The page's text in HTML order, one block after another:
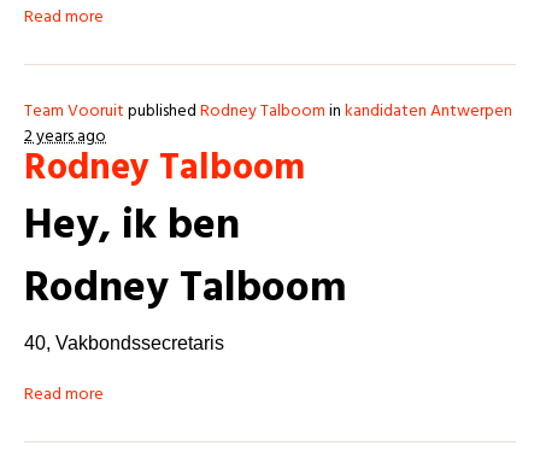
Read more
Team VooruitpublishedRodney Talboominkandidaten Antwerpen
2 years ago
Rodney Talboom
Hey, ik ben
Rodney Talboom
40, Vakbondssecretaris
Read more